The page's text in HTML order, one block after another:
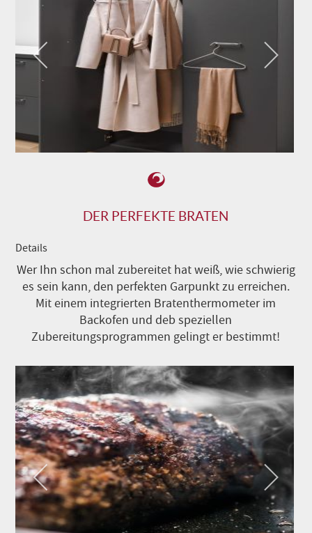
DER PERFEKTE BRATEN
Details
Wer Ihn schon mal zubereitet hat weiß, wie schwierig
es sein kann, den perfekten Garpunkt zu erreichen.
Mit einem integrierten Bratenthermometer im
Backofen und deb speziellen
Zubereitungsprogrammen gelingt er bestimmt!